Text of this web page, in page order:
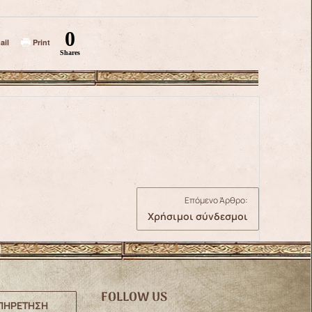
Print 0
Shares
Επόμενο Άρθρο:
Χρήσιμοι σύνδεσμοι
FOLLOW US